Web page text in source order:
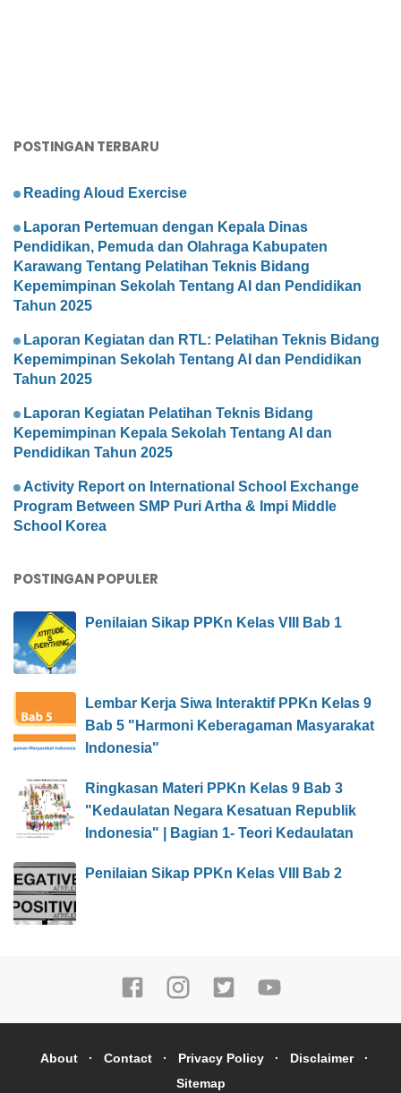
POSTINGAN TERBARU
Reading Aloud Exercise
Laporan Pertemuan dengan Kepala Dinas
Pendidikan, Pemuda dan Olahraga Kabupaten
Karawang Tentang Pelatihan Teknis Bidang
Kepemimpinan Sekolah Tentang AI dan Pendidikan
Tahun 2025
Laporan Kegiatan dan RTL: Pelatihan Teknis Bidang
Kepemimpinan Sekolah Tentang AI dan Pendidikan
Tahun 2025
Laporan Kegiatan Pelatihan Teknis Bidang
Kepemimpinan Kepala Sekolah Tentang AI dan
Pendidikan Tahun 2025
Activity Report on International School Exchange
Program Between SMP Puri Artha & Impi Middle
School Korea
POSTINGAN POPULER
Penilaian Sikap PPKn Kelas VIII Bab 1
Lembar Kerja Siwa Interaktif PPKn Kelas 9
Bab 5 "Harmoni Keberagaman Masyarakat
Indonesia"
Ringkasan Materi PPKn Kelas 9 Bab 3
"Kedaulatan Negara Kesatuan Republik
Indonesia" | Bagian 1- Teori Kedaulatan
Penilaian Sikap PPKn Kelas VIII Bab 2
About Contact Privacy Policy
Disclaimer
Sitemap